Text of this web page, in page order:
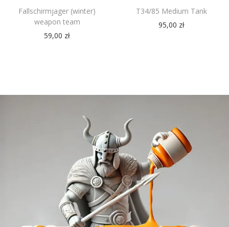
Fallschirmjager (winter)
weapon team
59,00 zł
T34/85 Medium Tank
95,00 zł